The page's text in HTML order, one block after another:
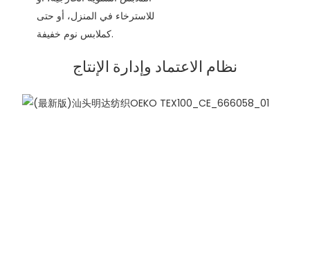
للاسترخاء في المنزل، أو حتى
كملابس نوم خفيفة.
نظام الاعتماد وإدارة الإنتاج